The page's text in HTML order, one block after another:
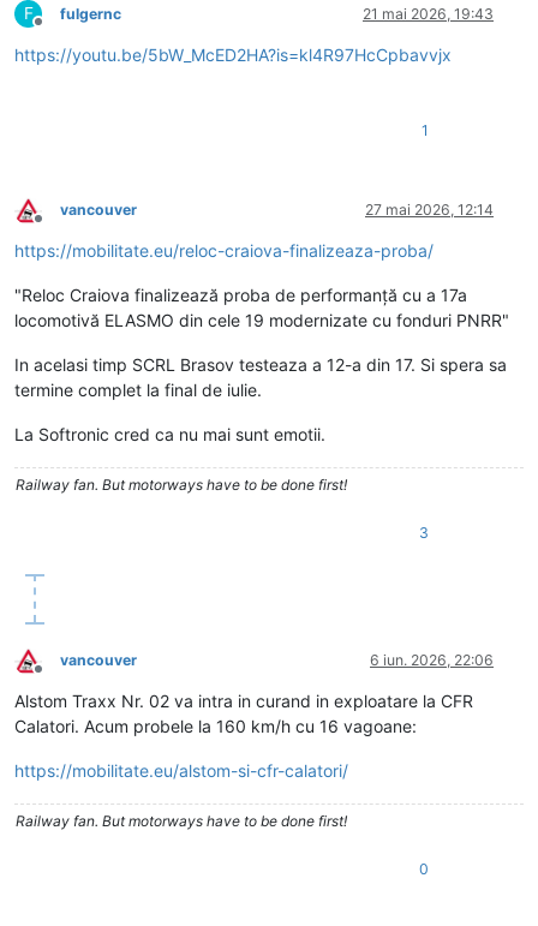
F
Deconectat
fulgernc 21 mai 2026, 19:43
https://youtu.be/5bW_McED2HA?is=kl4R97HcCpbavvjx
1
Deconectat
vancouver 27 mai 2026, 12:14
https://mobilitate.eu/reloc-craiova-finalizeaza-proba/
"Reloc Craiova finalizează proba de performanță cu a 17a
locomotivă ELASMO din cele 19 modernizate cu fonduri PNRR"
In acelasi timp SCRL Brasov testeaza a 12-a din 17. Si spera sa
termine complet la final de iulie.
La Softronic cred ca nu mai sunt emotii.
Railway fan. But motorways have to be done first!
3
Deconectat
vancouver 6 iun. 2026, 22:06
Alstom Traxx Nr. 02 va intra in curand in exploatare la CFR
Calatori. Acum probele la 160 km/h cu 16 vagoane:
https://mobilitate.eu/alstom-si-cfr-calatori/
Railway fan. But motorways have to be done first!
0